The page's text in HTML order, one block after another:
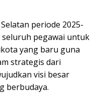
periode 2025-
seluruh pegawai untuk
yang baru guna
strategis dari
visi besar
berbudaya.